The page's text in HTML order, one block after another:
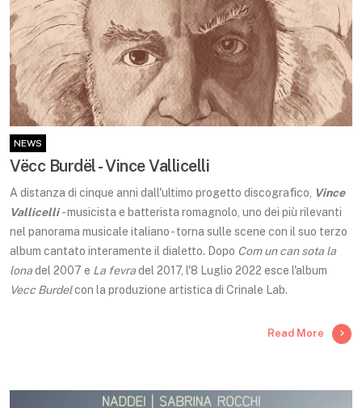
NEWS
Vëcc Burdël - Vince Vallicelli
A distanza di cinque anni dall'ultimo progetto discografico, Vince
Vallicelli - musicista e batterista romagnolo, uno dei più rilevanti
nel panorama musicale italiano - torna sulle scene con il suo terzo
album cantato interamente il dialetto. Dopo Com un can sota la
lonadel 2007 e La fevradel 2017, l'8 Luglio 2022 esce l'album
Vecc Burdelcon la produzione artistica di Crinale Lab.
Read More